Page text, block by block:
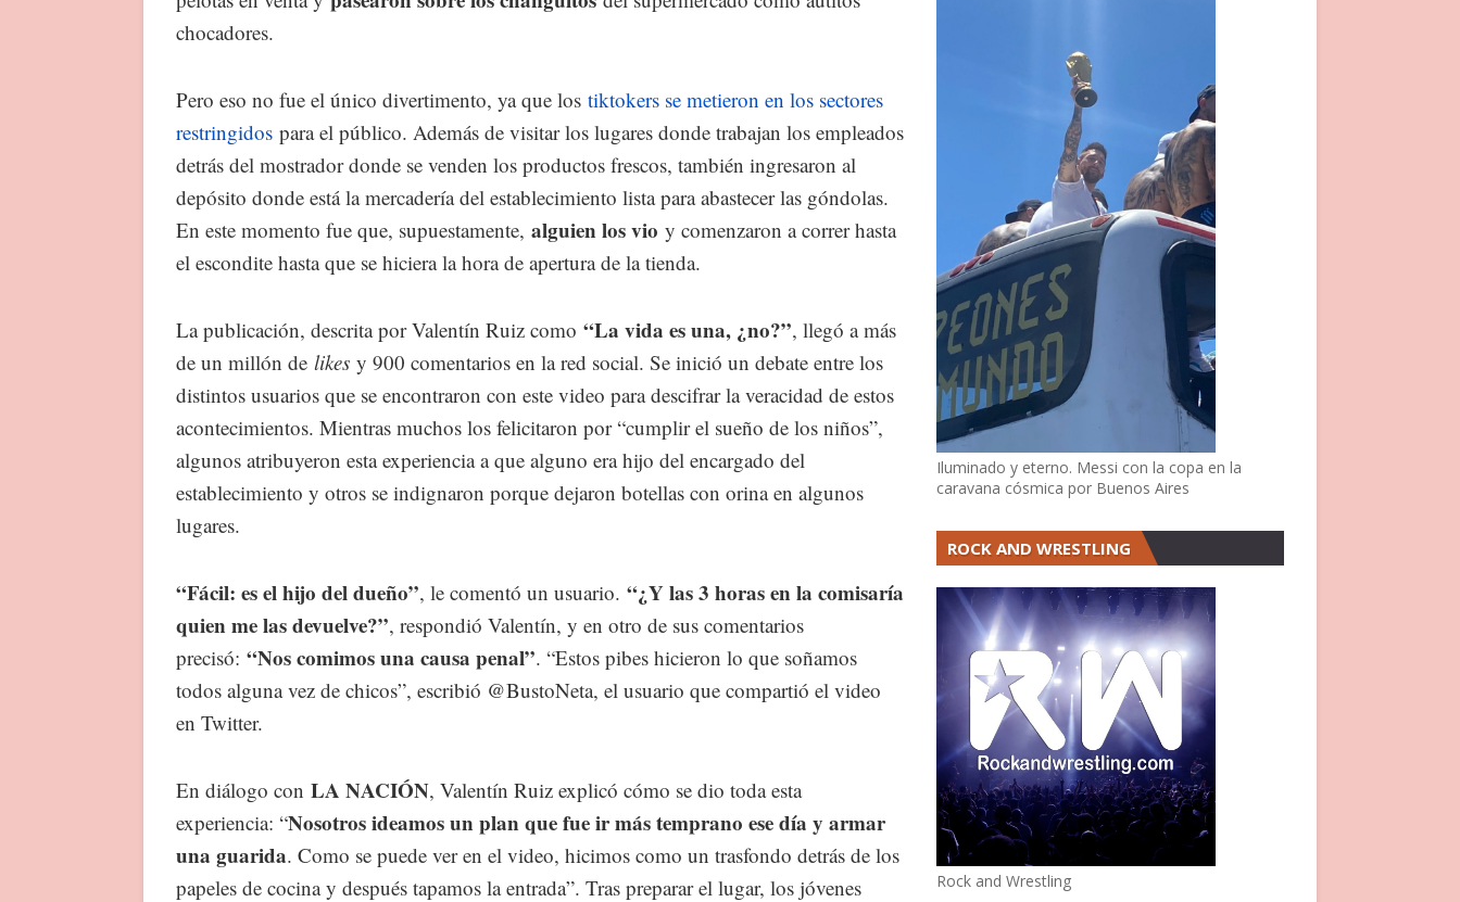
chocadores.
Pero eso no fue el único divertimento, ya que los tiktokers se metieron en los sectores
restringidos para el público. Además de visitar los lugares donde trabajan los empleados
detrás del mostrador donde se venden los productos frescos, también ingresaron al
depósito donde está la mercadería del establecimiento lista para abastecer las góndolas.
En este momento fue que, supuestamente, alguien los vio y comenzaron a correr hasta
el escondite hasta que se hiciera la hora de apertura de la tienda.
La publicación, descrita por Valentín Ruiz como “La vida es una, ¿no?”, llegó a más
de un millón de likes y 900 comentarios en la red social. Se inició un debate entre los
distintos usuarios que se encontraron con este video para descifrar la veracidad de estos
acontecimientos. Mientras muchos los felicitaron por “cumplir el sueño de los niños”,
algunos atribuyeron esta experiencia a que alguno era hijo del encargado del
establecimiento y otros se indignaron porque dejaron botellas con orina en algunos
lugares.
“Fácil: es el hijo del dueño”, le comentó un usuario. “¿Y las 3 horas en la comisaría
quien me las devuelve?”, respondió Valentín, y en otro de sus comentarios
precisó: “Nos comimos una causa penal”. “Estos pibes hicieron lo que soñamos
todos alguna vez de chicos”, escribió @BustoNeta, el usuario que compartió el video
en Twitter.
En diálogo con LA NACIÓN, Valentín Ruiz explicó cómo se dio toda esta
experiencia: “Nosotros ideamos un plan que fue ir más temprano ese día y armar
una guarida. Como se puede ver en el video, hicimos como un trasfondo detrás de los
papeles de cocina y después tapamos la entrada”. Tras preparar el lugar, los jóvenes
Iluminado y eterno. Messi con la copa en la
caravana cósmica por Buenos Aires
ROCK AND WRESTLING
Rock and Wrestling